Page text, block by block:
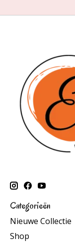
Categorieën
Nieuwe Collectie
Shop